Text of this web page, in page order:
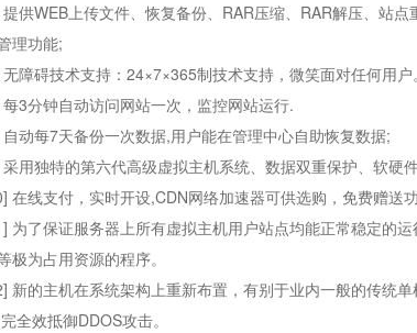
供WEB上传文件、恢复备份、RAR压缩、RAR解压、站
理功能;
障碍技术支持：24×7×365制技术支持，微笑面对任何用户。
3分钟自动访问网站一次，监控网站运行.
动每7天备份一次数据,用户能在管理中心自助恢复数据;
用独特的第六代高级虚拟主机系统、数据双重保护、软硬
在线支付，实时开设,CDN网络加速器可供选购，免费赠
为了保证服务器上所有虚拟主机用户站点均能正常稳定的
极为占用资源的程序。
新的主机在系统架构上重新布置，有别于业内一般的传统
全效抵御DDOS攻击。